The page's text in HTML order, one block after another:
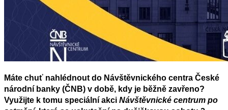
Máte chuť nahlédnout do Návštěvnického centra České
národní banky (ČNB) v době, kdy je běžně zavřeno?
Využijte k tomu speciální akci Návštěvnické centrum po